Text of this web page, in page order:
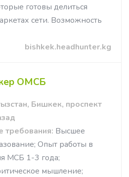
готовы делиться
сети. Возможность
bishkek.headhunter.kg
ОМСБ
Бишкек, проспект
требования: Высшее
Опыт работы в
МСБ 1-3 года;
мышление;